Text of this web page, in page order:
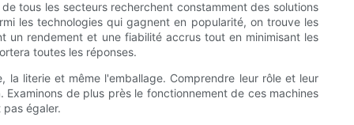
tous les secteurs recherchent constamment des solutions
les technologies qui gagnent en popularité, on trouve les
un rendement et une fiabilité accrus tout en minimisant les
toutes les réponses.
la literie et même l'emballage. Comprendre leur rôle et leur
de plus près le fonctionnement de ces machines
égaler.